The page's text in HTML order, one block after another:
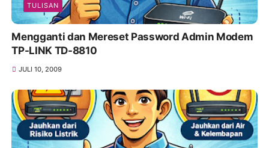
TULISAN
Mengganti dan Mereset Password Admin Modem
TP-LINK TD-8810
JULI 10, 2009